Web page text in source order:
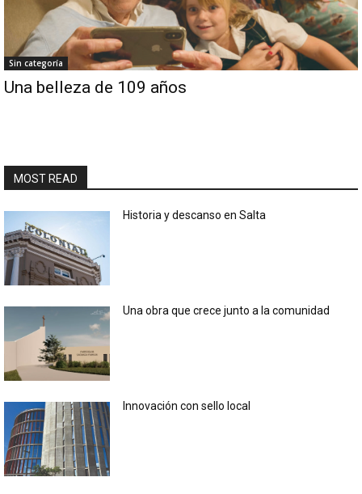
Sin categoría
Una belleza de 109 años
MOST READ
Historia y descanso en Salta
Una obra que crece junto a la comunidad
Innovación con sello local